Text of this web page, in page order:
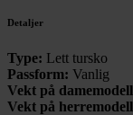
Detaljer
Type: Lett tursko
Passform: Vanlig
Vekt på
Vekt på